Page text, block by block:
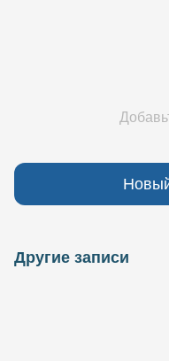
Другие записи